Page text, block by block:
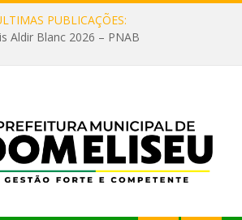
PUBLICAÇÕES:
Aldir Blanc 2026 – PNAB